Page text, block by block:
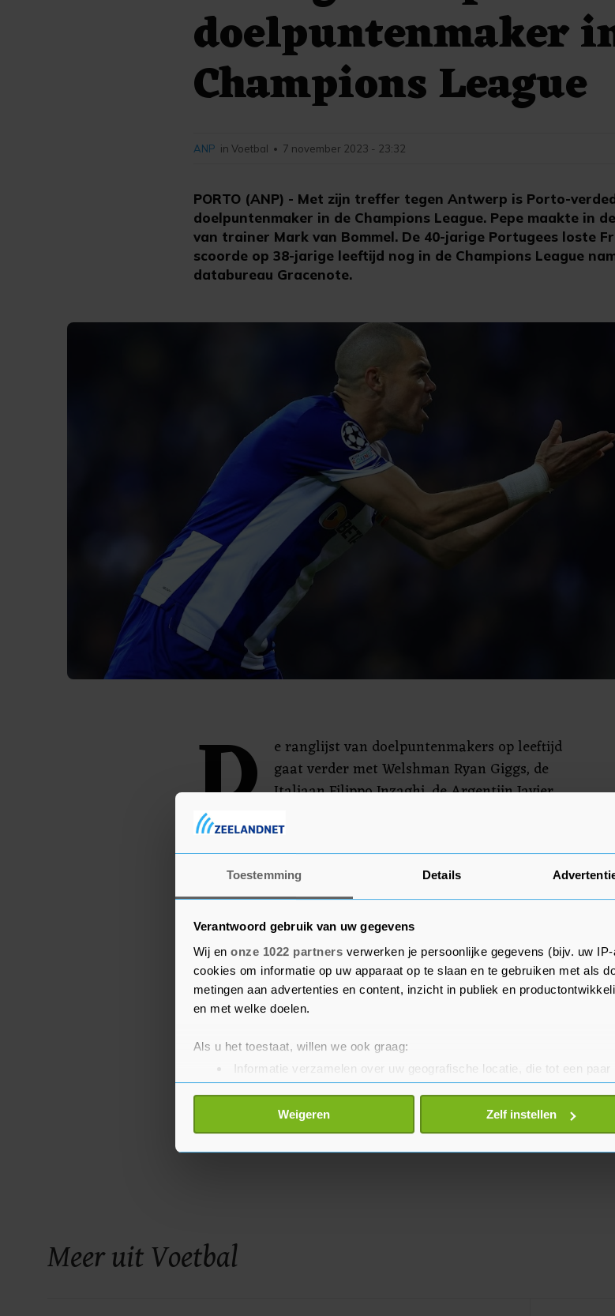
Toestemming Details
Verantwoord gebruik van uw gegevens
Wij en onze 1022 partners verwerken je persoonlijke gegevens (bijv. uw
cookies om informatie op uw apparaat op te slaan en te gebruiken met als
metingen aan advertenties en content, inzicht in publiek en
en met welke doelen.
Als u het toestaat, willen we ook graag:
Informatie verzamelen over uw geografische locatie, die tot een
Uw apparaat identificeren door het actief te scannen op specifieke
Lees meer over hoe uw persoonlijke gegevens worden verwerkt en stel uw
toestemming op elk moment wijzigen of intrekken in de Cookieverklaring.
Weigeren Zelf instellen
doelpuntenmaker
Champions League
PORTO (ANP) - Met zijn treffer tegen Antwerp is Porto-
doelpuntenmaker in de Champions League. Pepe maakte in
van trainer Mark van Bommel. De 40-jarige Portugees loste
scoorde op 38-jarige leeftijd nog in de Champions League
databureau Gracenote.
ANP in Voetbal • 7 november 2023 - 23:32
D
e ranglijst van doelpuntenmakers op leeftijd
gaat verder met Welshman Ryan Giggs, de
Italiaan Filippo Inzaghi, de Argentijn Javier
Edin Dzeko. Allen waren 37 toen ze nog een doelpunt
maakten in de Champions League.
Meer uit Voetbal